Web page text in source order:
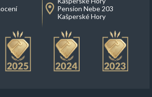
Pension Nebe 203
Kašperské Hory